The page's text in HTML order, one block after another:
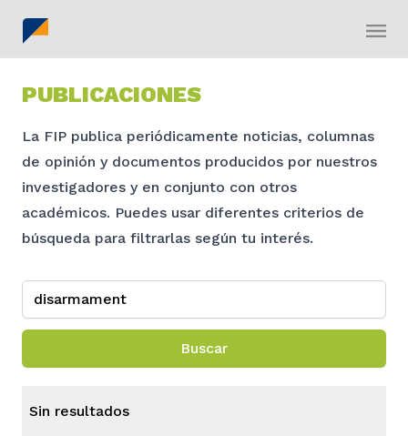
PUBLICACIONES
La FIP publica periódicamente noticias, columnas
de opinión y documentos producidos por nuestros
investigadores y en conjunto con otros
académicos. Puedes usar diferentes criterios de
búsqueda para filtrarlas según tu interés.
Buscar
Sin resultados